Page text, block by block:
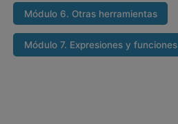
Módulo 6. Otras herramientas
Módulo 7. Expresiones y funciones